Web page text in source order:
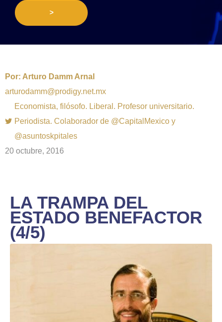
>
Por: Arturo Damm Arnal
arturodamm@prodigy.net.mx
Economista, filósofo. Liberal. Profesor universitario.
Periodista. Colaborador de @CapitalMexico y
@asuntoskpitales
20 octubre, 2016
LA TRAMPA DEL
ESTADO BENEFACTOR
(4/5)